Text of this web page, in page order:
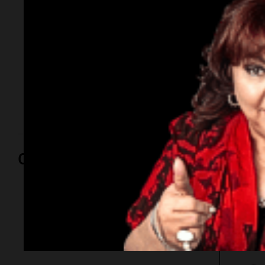
Se trata de una versión acotada del proyecto original,
que tiene como punto central la agilización de
desalojos. El oficialismo retiró el punto más
cuestionado para asegurar la discusión.
Opinión